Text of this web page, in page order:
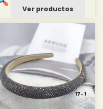
Ver productos